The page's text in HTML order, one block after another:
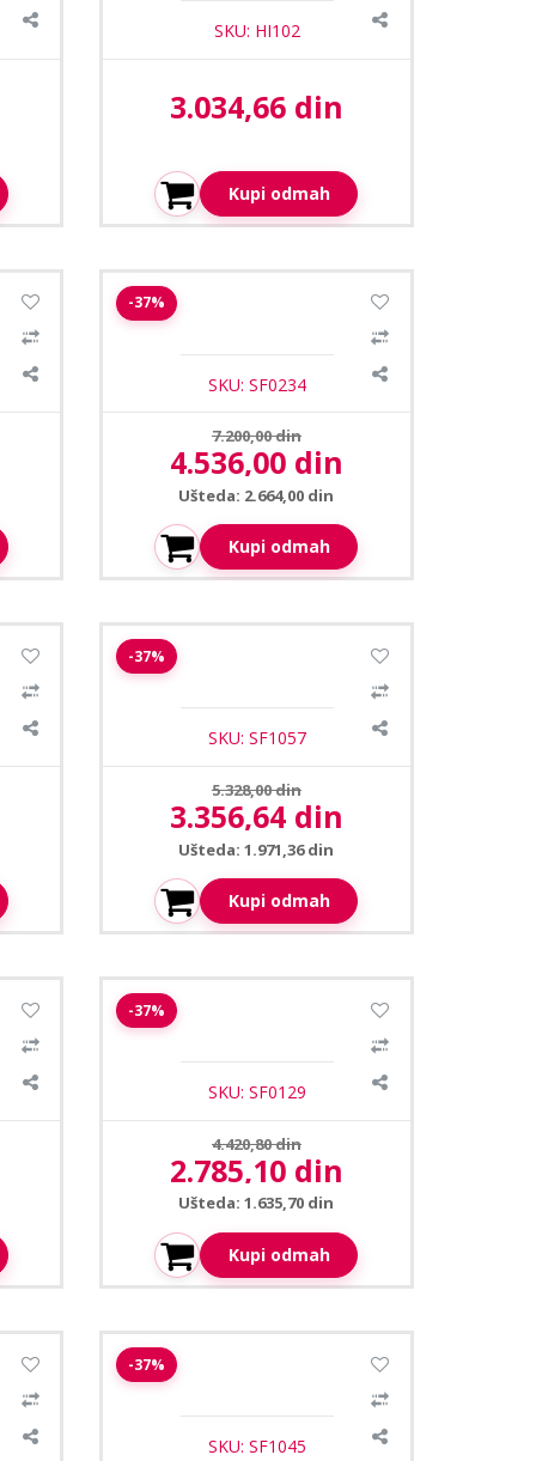
SKU: HI102
Aktuelna cena:
3.034,66 din
Kupi odmah
-37%
Safire SF-T940-WIDE-5P4N1 dome
SKU: SF0234
Prethodna cena:
7.200,00 din
Aktuelna cena:
4.536,00 din
Ušteda: 2.664,00 din
Kupi odmah
-37%
Safire SF-T943A-2E-DL dome
SKU: SF1057
Prethodna cena:
5.328,00 din
Aktuelna cena:
3.356,64 din
Ušteda: 1.971,36 din
Kupi odmah
-37%
Safire SF-DM941IB-F4N1 3,6mm
SKU: SF0129
Prethodna cena:
4.420,80 din
Aktuelna cena:
2.785,10 din
Ušteda: 1.635,70 din
Kupi odmah
-37%
Safire SF-T941A-5P4N1 dome
SKU: SF1045